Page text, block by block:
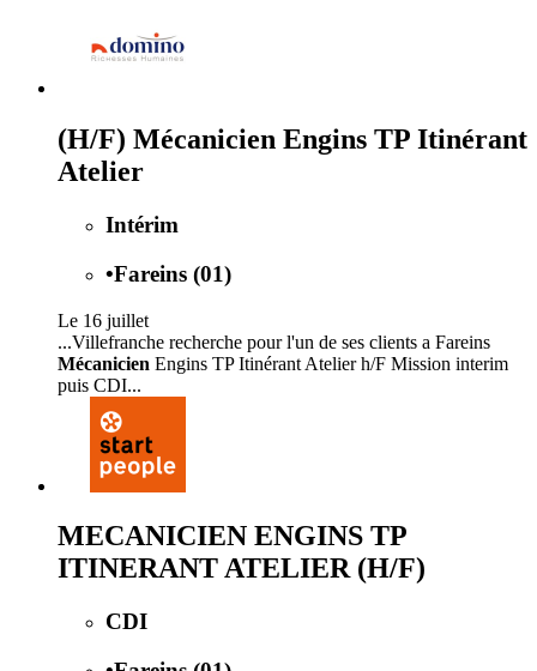
(H/F) Mécanicien Engins TP Itinérant
Atelier
Intérim
•Fareins (01)
Le 16 juillet
...Villefranche recherche pour l'un de ses clients a Fareins
Mécanicien Engins TP Itinérant Atelier h/F Mission interim
puis CDI...
MECANICIEN ENGINS TP
ITINERANT ATELIER (H/F)
CDI